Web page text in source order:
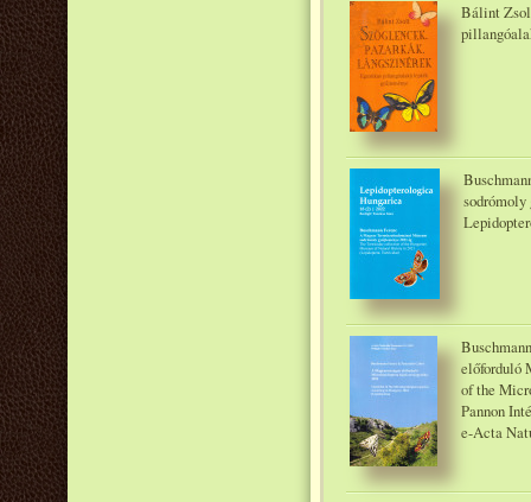
Bálint
sodrómoly
előforduló
of the
Pannon
e-Acta